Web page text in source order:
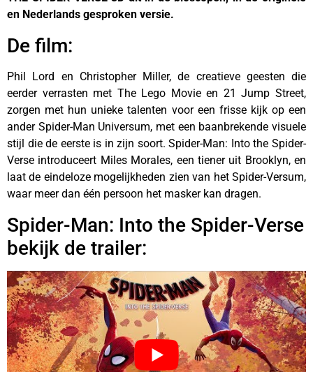
en Nederlands gesproken versie.
De film:
Phil Lord en Christopher Miller, de creatieve geesten die
eerder verrasten met The Lego Movie en 21 Jump Street,
zorgen met hun unieke talenten voor een frisse kijk op een
ander Spider-Man Universum, met een baanbrekende visuele
stijl die de eerste is in zijn soort. Spider-Man: Into the Spider-
Verse introduceert Miles Morales, een tiener uit Brooklyn, en
laat de eindeloze mogelijkheden zien van het Spider-Versum,
waar meer dan één persoon het masker kan dragen.
Spider-Man: Into the Spider-Verse
bekijk de trailer: